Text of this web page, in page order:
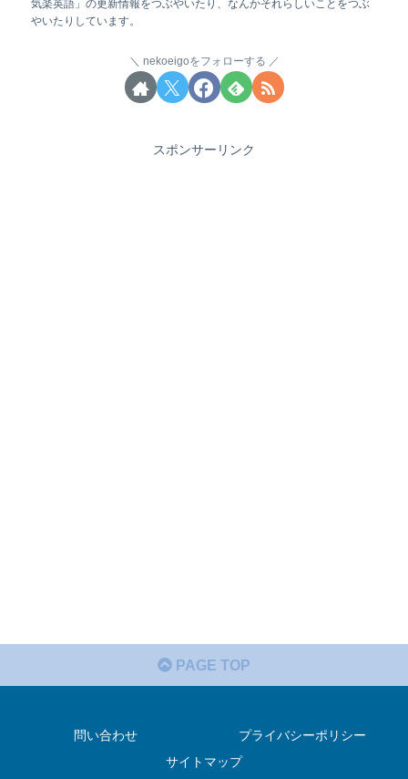
気楽英語」の更新情報をつぶやいたり、なんかそれらしいことをつぶ
やいたりしています。
nekoeigoをフォローする
スポンサーリンク
PAGE TOP
問い合わせ
プライバシーポリシー
サイトマップ